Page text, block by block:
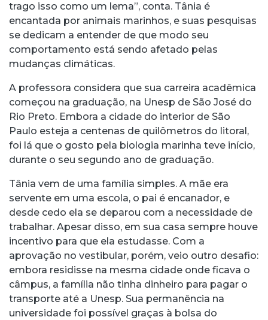
trago isso como um lema”, conta. Tânia é
encantada por animais marinhos, e suas pesquisas
se dedicam a entender de que modo seu
comportamento está sendo afetado pelas
mudanças climáticas.
A professora considera que sua carreira acadêmica
começou na graduação, na Unesp de São José do
Rio Preto. Embora a cidade do interior de São
Paulo esteja a centenas de quilômetros do litoral,
foi lá que o gosto pela biologia marinha teve início,
durante o seu segundo ano de graduação.
Tânia vem de uma família simples. A mãe era
servente em uma escola, o pai é encanador, e
desde cedo ela se deparou com a necessidade de
trabalhar. Apesar disso, em sua casa sempre houve
incentivo para que ela estudasse. Com a
aprovação no vestibular, porém, veio outro desafio:
embora residisse na mesma cidade onde ficava o
câmpus, a família não tinha dinheiro para pagar o
transporte até a Unesp. Sua permanência na
universidade foi possível graças à bolsa do